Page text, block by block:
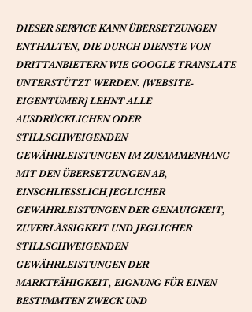
DIESER SERVICE KANN ÜBERSETZUNGEN
ENTHALTEN, DIE DURCH DIENSTE VON
DRITTANBIETERN WIE GOOGLE TRANSLATE
UNTERSTÜTZT WERDEN. [WEBSITE-
EIGENTÜMER] LEHNT ALLE
AUSDRÜCKLICHEN ODER
STILLSCHWEIGENDEN
GEWÄHRLEISTUNGEN IM ZUSAMMENHANG
MIT DEN ÜBERSETZUNGEN AB,
EINSCHLIESSLICH JEGLICHER
GEWÄHRLEISTUNGEN DER GENAUIGKEIT,
ZUVERLÄSSIGKEIT UND JEGLICHER
STILLSCHWEIGENDEN
GEWÄHRLEISTUNGEN DER
MARKTFÄHIGKEIT, EIGNUNG FÜR EINEN
BESTIMMTEN ZWECK UND